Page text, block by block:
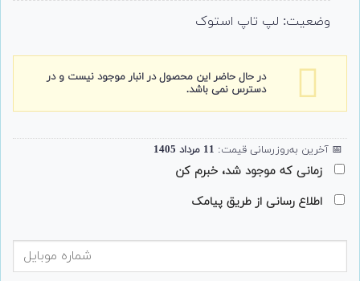
وضعیت: لپ تاپ استوک
در حال حاضر این محصول در انبار موجود نیست و در
دسترس نمی باشد.
📅 آخرین به‌روزرسانی قیمت: 11 مرداد 1405
زمانی که موجود شد، خبرم کن
اطلاع رسانی از طریق پیامک